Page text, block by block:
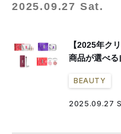
2025.09.27 Sat.
【2025年ク
商品が選べ
BEAUTY
2025.09.27